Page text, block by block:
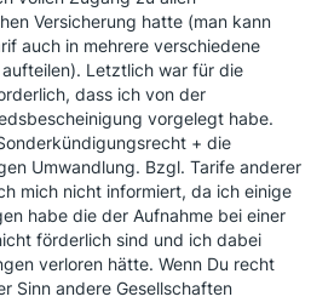
Versicherung hatte (man kann
auch in mehrere verschiedene
Letztlich war für die
dass ich von der
vorgelegt habe.
+ die
Umwandlung. Bzgl. Tarife anderer
mich nicht informiert, da ich einige
habe die der Aufnahme bei einer
förderlich sind und ich dabei
verloren hätte. Wenn Du recht
Sinn andere Gesellschaften